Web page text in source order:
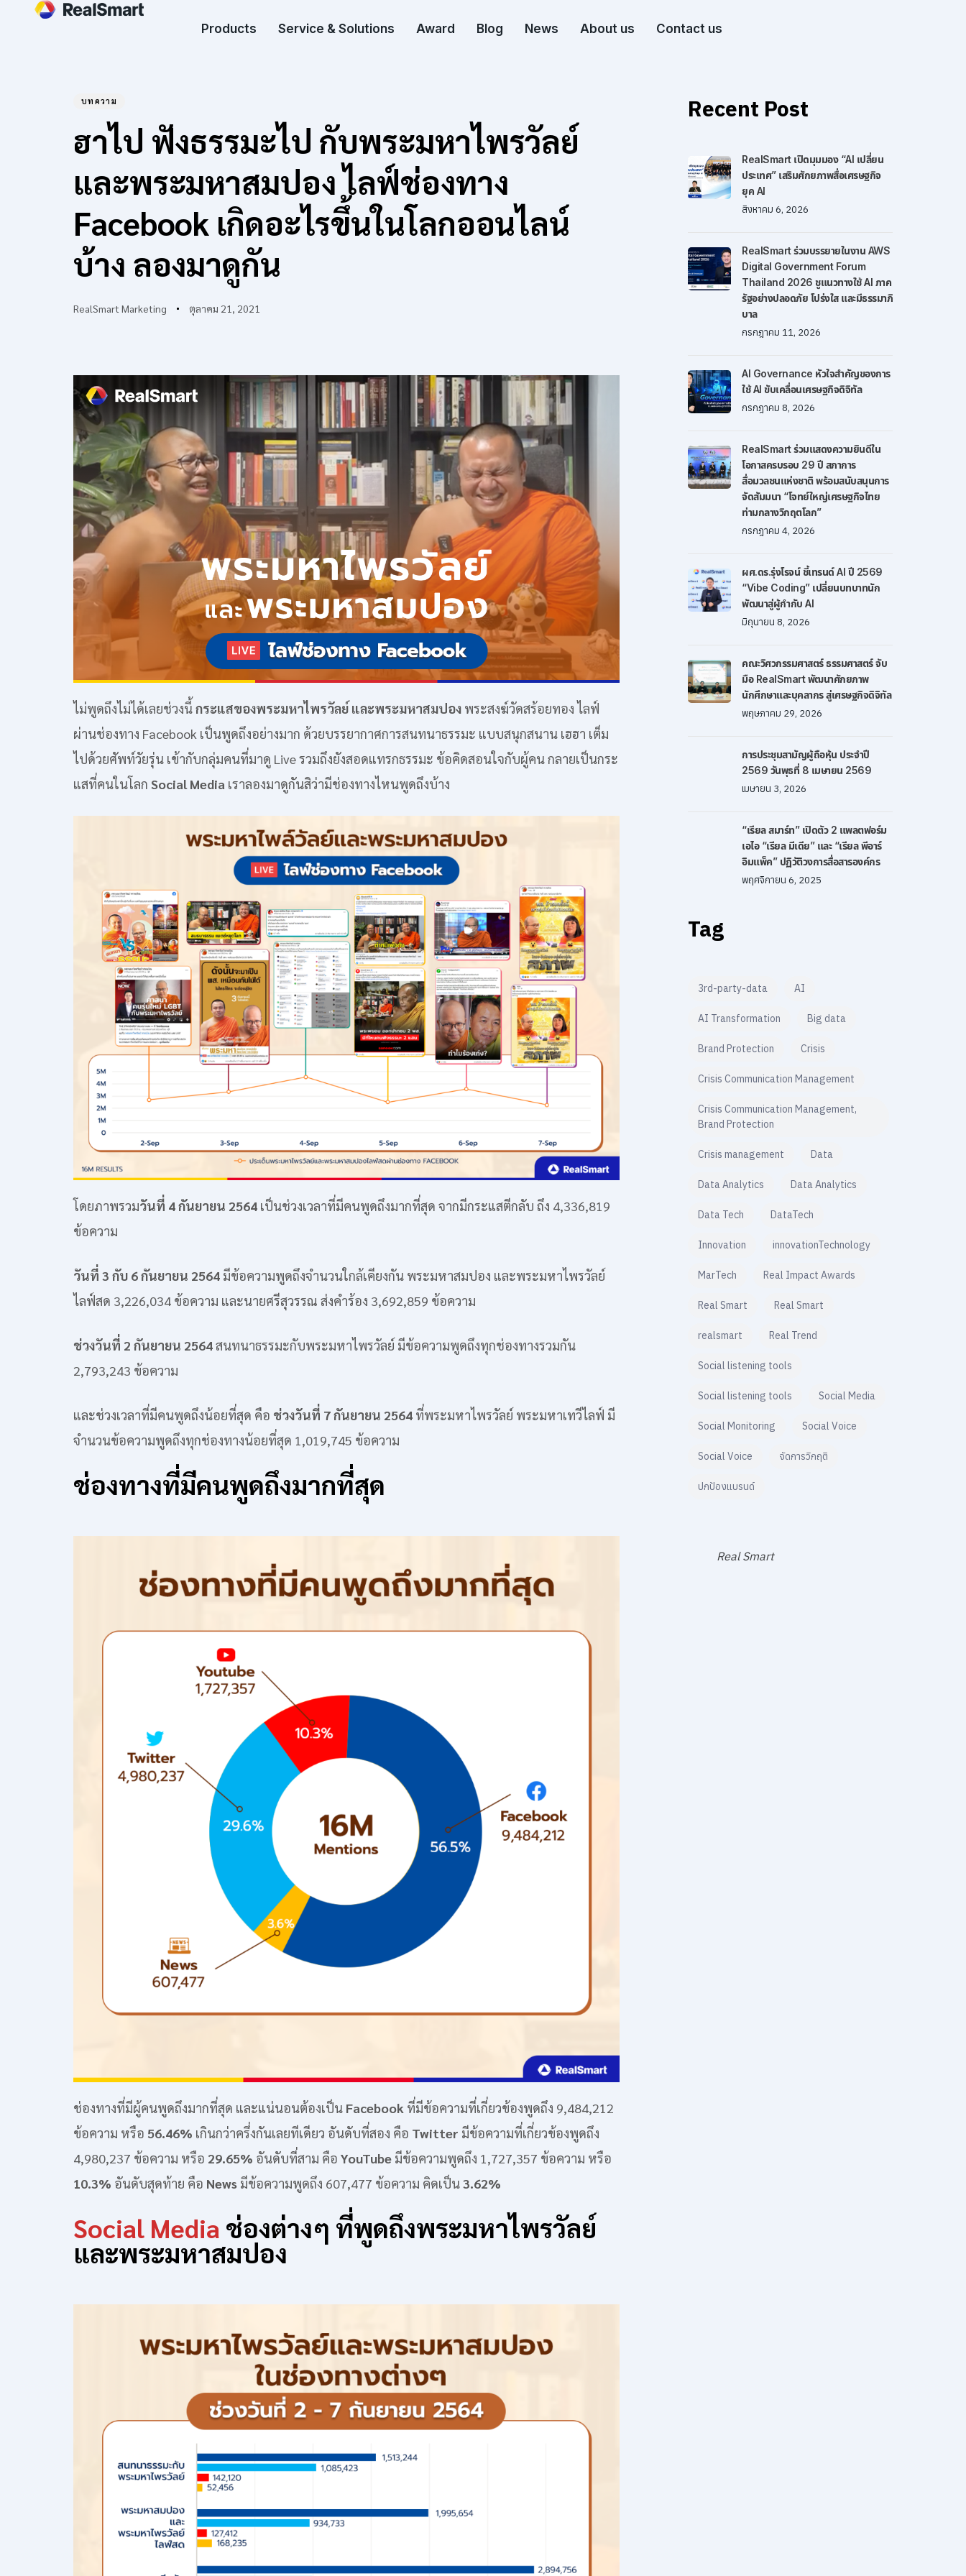
Products Service & Solutions Award Blog News About us Contact us
PUBLISHED
บทความ
ฮาไป ฟังธรรมะไป กับพระมหาไพรวัลย์
และพระมหาสมปอง ไลฟ์ช่องทาง
Facebook เกิดอะไรขึ้นในโลกออนไลน์
บ้าง ลองมาดูกัน
Author
RealSmart Marketing
Published
ตุลาคม 21, 2021
ไม่พูดถึงไม่ได้เลยช่วงนี้กระแสของพระมหาไพรวัลย์ และพระมหาสมปอง พระสงฆ์วัดสร้อยทอง ไลฟ์
ผ่านช่องทาง Facebook เป็นพูดถึงอย่างมาก ด้วยบรรยากาศการสนทนาธรรมะ แบบสนุกสนาน เฮฮา เต็ม
ไปด้วยศัพท์วัยรุ่น เข้ากับกลุ่มคนที่มาดู Live รวมถึงยังสอดแทรกธรรมะ ข้อคิดสอนใจกับผู้คน กลายเป็นกระ
แสที่คนในโลก Social Media เราลองมาดูกันสิว่ามีช่องทางไหนพูดถึงบ้าง
โดยภาพรวมวันที่ 4 กันยายน 2564 เป็นช่วงเวลาที่มีคนพูดถึงมากที่สุด จากมีกระแสตีกลับ ถึง 4,336,819
ข้อความ
วันที่ 3 กับ 6 กันยายน 2564 มีข้อความพูดถึงจำนวนใกล้เคียงกัน พระมหาสมปอง และพระมหาไพรวัลย์
ไลฟ์สด 3,226,034 ข้อความ และนายศรีสุวรรณ ส่งคำร้อง 3,692,859 ข้อความ
ช่วงวันที่ 2 กันยายน 2564สนทนาธรรมะกับพระมหาไพรวัลย์ มีข้อความพูดถึงทุกช่องทางรวมกัน
2,793,243 ข้อความ
และช่วงเวลาที่มีคนพูดถึงน้อยที่สุด คือ ช่วงวันที่ 7 กันยายน 2564 ที่พระมหาไพรวัลย์ พระมหาเทวีไลฟ์ มี
จำนวนข้อความพูดถึงทุกช่องทางน้อยที่สุด 1,019,745 ข้อความ
ช่องทางที่มีคนพูดถึงมากที่สุด
ช่องทางที่มีผู้คนพูดถึงมากที่สุด และแน่นอนต้องเป็น Facebook ที่มีข้อความที่เกี่ยวข้องพูดถึง 9,484,212
ข้อความ หรือ 56.46% เกินกว่าครึ่งกันเลยทีเดียว อันดับที่สอง คือ Twitter มีข้อความที่เกี่ยวข้องพูดถึง
4,980,237 ข้อความ หรือ 29.65% อันดับที่สาม คือ YouTube มีข้อความพูดถึง 1,727,357 ข้อความ หรือ
10.3% อันดับสุดท้าย คือ News มีข้อความพูดถึง 607,477 ข้อความ คิดเป็น3.62%
Social Media ช่องต่างๆ ที่พูดถึงพระมหาไพรวัลย์
และพระมหาสมปอง
Recent Post
RealSmart เปิดมุมมอง “AI เปลี่ยน
ประเทศ” เสริมศักยภาพสื่อเศรษฐกิจ
ยุค AI
สิงหาคม 6, 2026
RealSmart ร่วมบรรยายในงาน AWS
Digital Government Forum
Thailand 2026 ชูแนวทางใช้ AI ภาค
รัฐอย่างปลอดภัย โปร่งใส และมีธรรมาภิ
บาล
กรกฎาคม 11, 2026
AI Governance หัวใจสำคัญของการ
ใช้ AI ขับเคลื่อนเศรษฐกิจดิจิทัล
กรกฎาคม 8, 2026
RealSmart ร่วมแสดงความยินดีใน
โอกาสครบรอบ 29 ปี สภาการ
สื่อมวลชนแห่งชาติ พร้อมสนับสนุนการ
จัดสัมมนา “โจทย์ใหญ่เศรษฐกิจไทย
ท่ามกลางวิกฤตโลก”
กรกฎาคม 4, 2026
ผศ.ดร.รุ่งโรจน์ ชี้เทรนด์ AI ปี 2569
“Vibe Coding” เปลี่ยนบทบาทนัก
พัฒนาสู่ผู้กำกับ AI
มิถุนายน 8, 2026
คณะวิศวกรรมศาสตร์ ธรรมศาสตร์ จับ
มือ RealSmart พัฒนาศักยภาพ
นักศึกษาและบุคลากร สู่เศรษฐกิจดิจิทัล
พฤษภาคม 29, 2026
การประชุมสามัญผู้ถือหุ้น ประจำปี
2569 วันพุธที่ 8 เมษายน 2569
เมษายน 3, 2026
“เรียล สมาร์ท” เปิดตัว 2 แพลตฟอร์ม
เอไอ “เรียล มีเดีย” และ “เรียล พีอาร์
อิมแพ็ค” ปฏิวัติวงการสื่อสารองค์กร
พฤศจิกายน 6, 2025
Tag
3rd-party-data AI
AI Transformation Big data
Brand Protection Crisis
Crisis Communication Management
Crisis Communication Management,
Brand Protection
Crisis management Data
Data Analytics Data Analytics
Data Tech DataTech
Innovation innovationTechnology
MarTech Real Impact Awards
Real Smart Real Smart
realsmart Real Trend
Social listening tools
Social listening tools Social Media
Social Monitoring Social Voice
Social Voice จัดการวิกฤติ
ปกป้องแบรนด์
Real Smart